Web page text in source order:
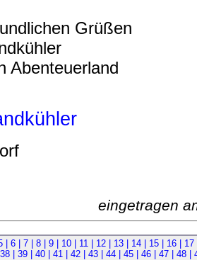
Grüßen
Abenteuerland
eingetragen
| 6 | 7 | 8 | 9 | 10 | 11 | 12 | 13 | 14 | 15 | 16 |
38 | 39 | 40 | 41 | 42 | 43 | 44 | 45 | 46 | 47 | 48 |